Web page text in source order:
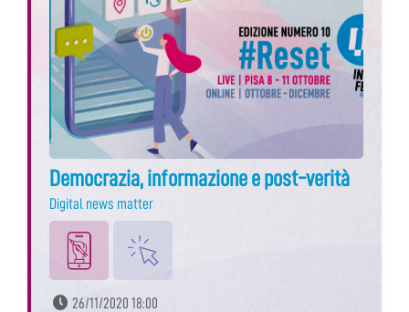
Democrazia, informazione e post-verità
Digital news matter
26/11/2020 18:00